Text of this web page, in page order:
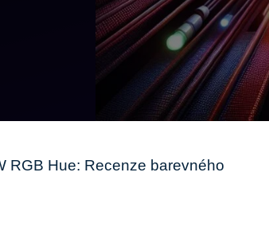
RGB Hue: Recenze barevného